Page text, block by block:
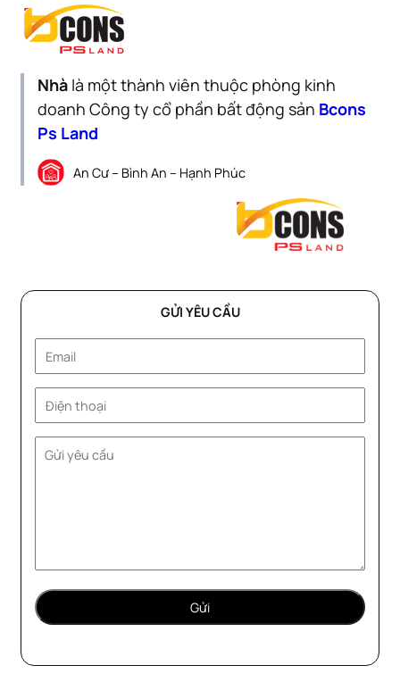
Nhà là một thành viên thuộc phòng kinh
doanh Công ty cổ phần bất động sản Bcons
Ps Land
An Cư – Bình An – Hạnh Phúc
GỬI YÊU CẦU